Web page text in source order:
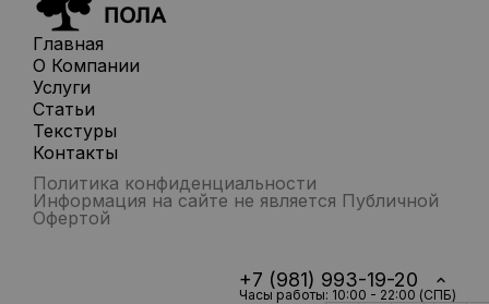
Главная
О Компании
Услуги
Статьи
Текстуры
Контакты
Политика конфиденциальности
Информация на сайте не является Публичной
Офертой
+7 (981) 993-19-20
Часы работы: 10:00 - 22:00 (СПБ)